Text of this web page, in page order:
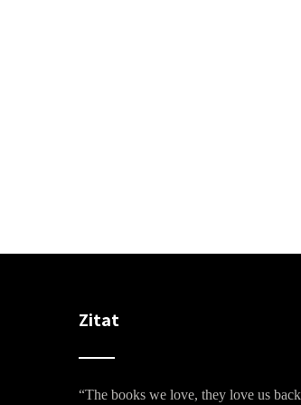
Zitat
“The books we love, they love us